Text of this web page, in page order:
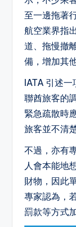
至一邊拖著
航空業界指
道、拖慢撤
備，增加其
IATA 引述
聯酋旅客的
緊急疏散時
旅客並不清
不過，亦有
人會本能地
財物，因此
專家認為，
罰款等方式